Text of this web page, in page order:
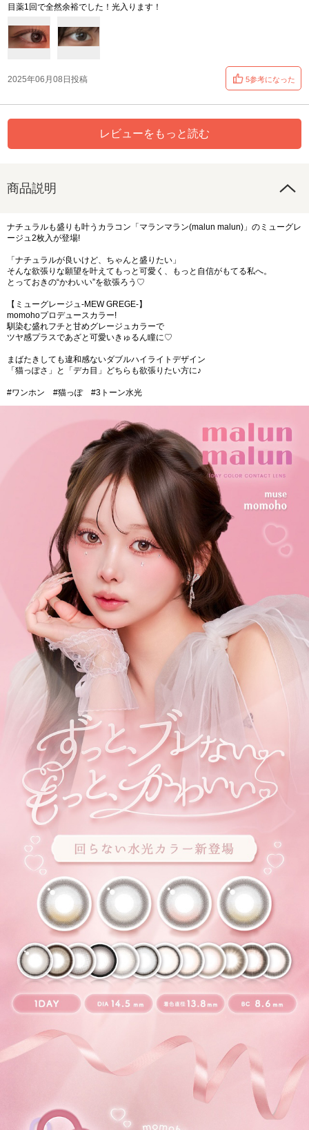
目薬1回で全然余裕でした！光入ります！
2025年06月08日投稿 5参考になった
レビューをもっと読む
商品説明
ナチュラルも盛りも叶うカラコン「マランマラン(malun malun)」のミューグレ
ージュ2枚入が登場!
「ナチュラルが良いけど、ちゃんと盛りたい」
そんな欲張りな願望を叶えてもっと可愛く、もっと自信がもてる私へ。
とっておきの“かわいい”を欲張ろう♡
【ミューグレージュ-MEW GREGE-】
momohoプロデュースカラー!
馴染む盛れフチと甘めグレージュカラーで
ツヤ感プラスであざと可愛いきゅるん瞳に♡
まばたきしても違和感ないダブルハイライトデザイン
「猫っぽさ」と「デカ目」どちらも欲張りたい方に♪
#ワンホン #猫っぽ #3トーン水光